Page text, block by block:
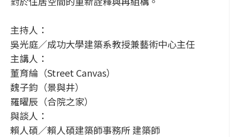
主持人：
吳光庭／成功大學建築系教授兼藝術中心主任
主講人：
董育綸（Street Canvas）
魏子鈞（景與井）
羅曜辰（合院之家）
與談人：
賴人碩／賴人碩建築師事務所 建築師